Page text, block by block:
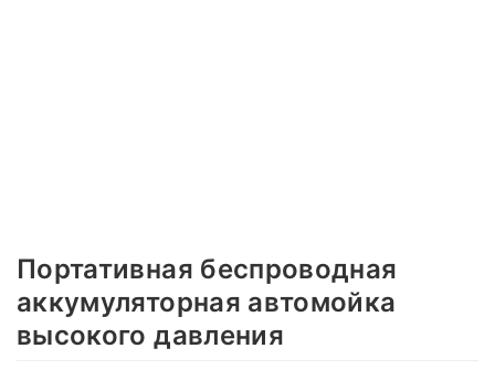
Портативная беспроводная
аккумуляторная автомойка
высокого давления